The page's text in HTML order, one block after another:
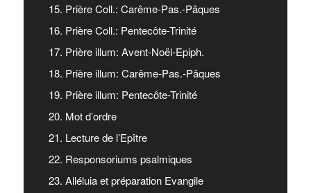
15. Prière Coll.: Carême-Pas.-Pâques
16. Prière Coll.: Pentecôte-Trinité
17. Prière illum: Avent-Noël-Epiph.
18. Prière illum: Carême-Pas.-Pâques
19. Prière illum: Pentecôte-Trinité
20. Mot d’ordre
21. Lecture de l’Epître
22. Responsoriums psalmiques
23. Alléluia et préparation Evangile